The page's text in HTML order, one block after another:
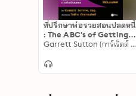
ที่ปรึกษาพ่อรวยสอนปลดหนี้
: The ABC's of Getting
Out of Debt
Garrett Sutton (การ์เร็ตต์ ซัตตัน)